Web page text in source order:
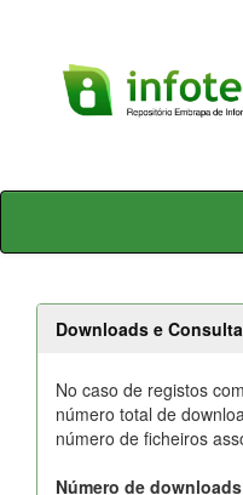
Skip
Downloads e
No caso de registos
número total de
número de ficheiros
Número de